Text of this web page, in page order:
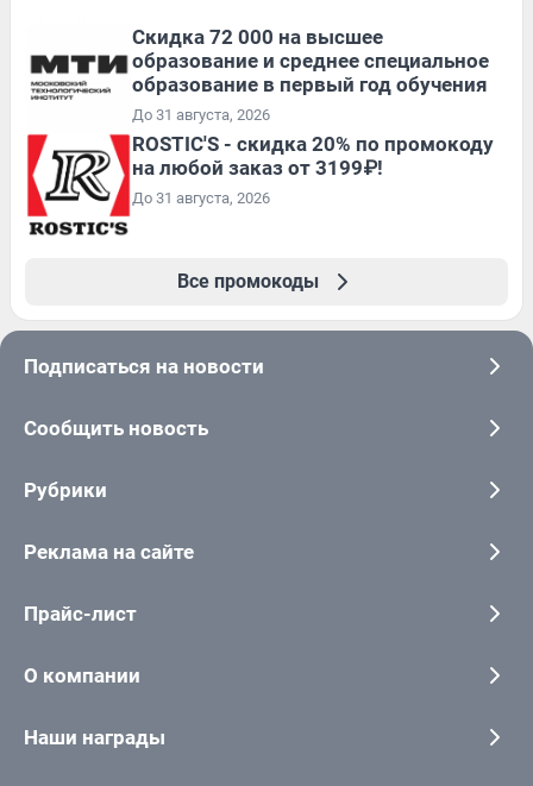
Скидка 72 000 на высшее
образование и среднее специальное
образование в первый год обучения
До 31 августа, 2026
ROSTIC'S - скидка 20% по промокоду
на любой заказ от 3199₽!
До 31 августа, 2026
Все промокоды
Подписаться на новости
Сообщить новость
Рубрики
Реклама на сайте
Прайс-лист
О компании
Наши награды